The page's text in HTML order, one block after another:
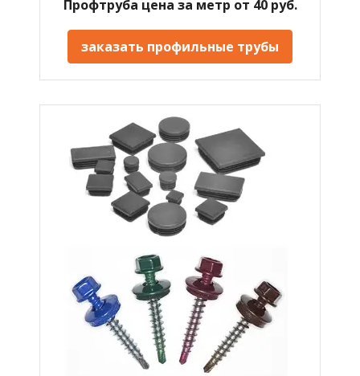
Профтруба цена за метр от 40 руб.
заказать профильные трубы